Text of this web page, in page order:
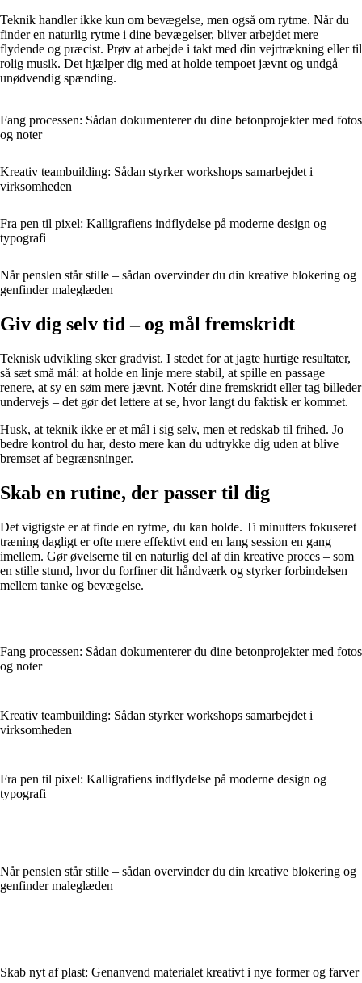
Teknik handler ikke kun om bevægelse, men også om rytme. Når du
finder en naturlig rytme i dine bevægelser, bliver arbejdet mere
flydende og præcist. Prøv at arbejde i takt med din vejrtrækning eller til
rolig musik. Det hjælper dig med at holde tempoet jævnt og undgå
unødvendig spænding.
Fang processen: Sådan dokumenterer du dine betonprojekter med fotos
og noter
Kreativ teambuilding: Sådan styrker workshops samarbejdet i
virksomheden
Fra pen til pixel: Kalligrafiens indflydelse på moderne design og
typografi
Når penslen står stille – sådan overvinder du din kreative blokering og
genfinder maleglæden
Giv dig selv tid – og mål fremskridt
Teknisk udvikling sker gradvist. I stedet for at jagte hurtige resultater,
så sæt små mål: at holde en linje mere stabil, at spille en passage
renere, at sy en søm mere jævnt. Notér dine fremskridt eller tag billeder
undervejs – det gør det lettere at se, hvor langt du faktisk er kommet.
Husk, at teknik ikke er et mål i sig selv, men et redskab til frihed. Jo
bedre kontrol du har, desto mere kan du udtrykke dig uden at blive
bremset af begrænsninger.
Skab en rutine, der passer til dig
Det vigtigste er at finde en rytme, du kan holde. Ti minutters fokuseret
træning dagligt er ofte mere effektivt end en lang session en gang
imellem. Gør øvelserne til en naturlig del af din kreative proces – som
en stille stund, hvor du forfiner dit håndværk og styrker forbindelsen
mellem tanke og bevægelse.
Fang processen: Sådan dokumenterer du dine betonprojekter med fotos
og noter
Kreativ teambuilding: Sådan styrker workshops samarbejdet i
virksomheden
Fra pen til pixel: Kalligrafiens indflydelse på moderne design og
typografi
Når penslen står stille – sådan overvinder du din kreative blokering og
genfinder maleglæden
Skab nyt af plast: Genanvend materialet kreativt i nye former og farver